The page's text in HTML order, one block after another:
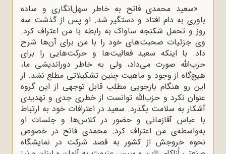
«سعید محمدی فاتح به خاطر سهل‌انگاری و ساده
باوری به دام افتاد و دستگیر شد. او پس از گذشت سه
روز و تحمل شکنجه ساواک به رابطه با من اعتراف کرد.
وی جزئیات صحبت‌های خود را با من برای آن‌ها شرح
داد. با اینکه سعید فعالیت‌ها و حرکت‌هایی را برای
حزب‌الله صورت می‌داد، ولی به خاطر دوراندیشی ما،
هیچ‌گاه از وجود و ماهیت چنین تشکیلاتی مطلع نشد. از
این رو هنگام بازجویی مطلب قابل توجهی از این گروه
عنوان نکرد و حزب‌الله توانست از خطری جدی و تهدیدی
آشکار به سلامت بگذرد. سعید در اعترافات خود به ارتباط
با عباس آقا‌زمانی و حضور در کلاس‌ها و جلسات او
به‌واسطه‌ی من اعتراف کرد. محمدی فاتح در خصوص
نحوه خروجش از کشور به قصد شرکت در نمایشگاه